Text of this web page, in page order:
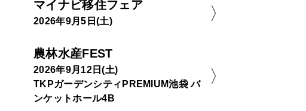
マイナビ移住フェア
2026年9月5日(土)
農林水産FEST
2026年9月12日(土)
TKPガーデンシティPREMIUM池袋 バ
ンケットホール4B